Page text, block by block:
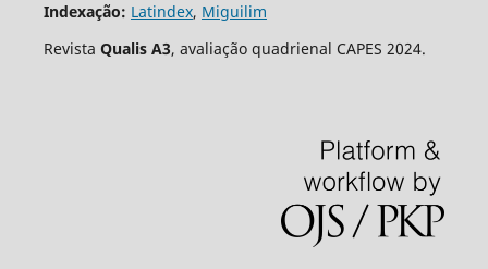
Indexação: Latindex, Miguilim
Revista Qualis A3, avaliação quadrienal CAPES 2024.